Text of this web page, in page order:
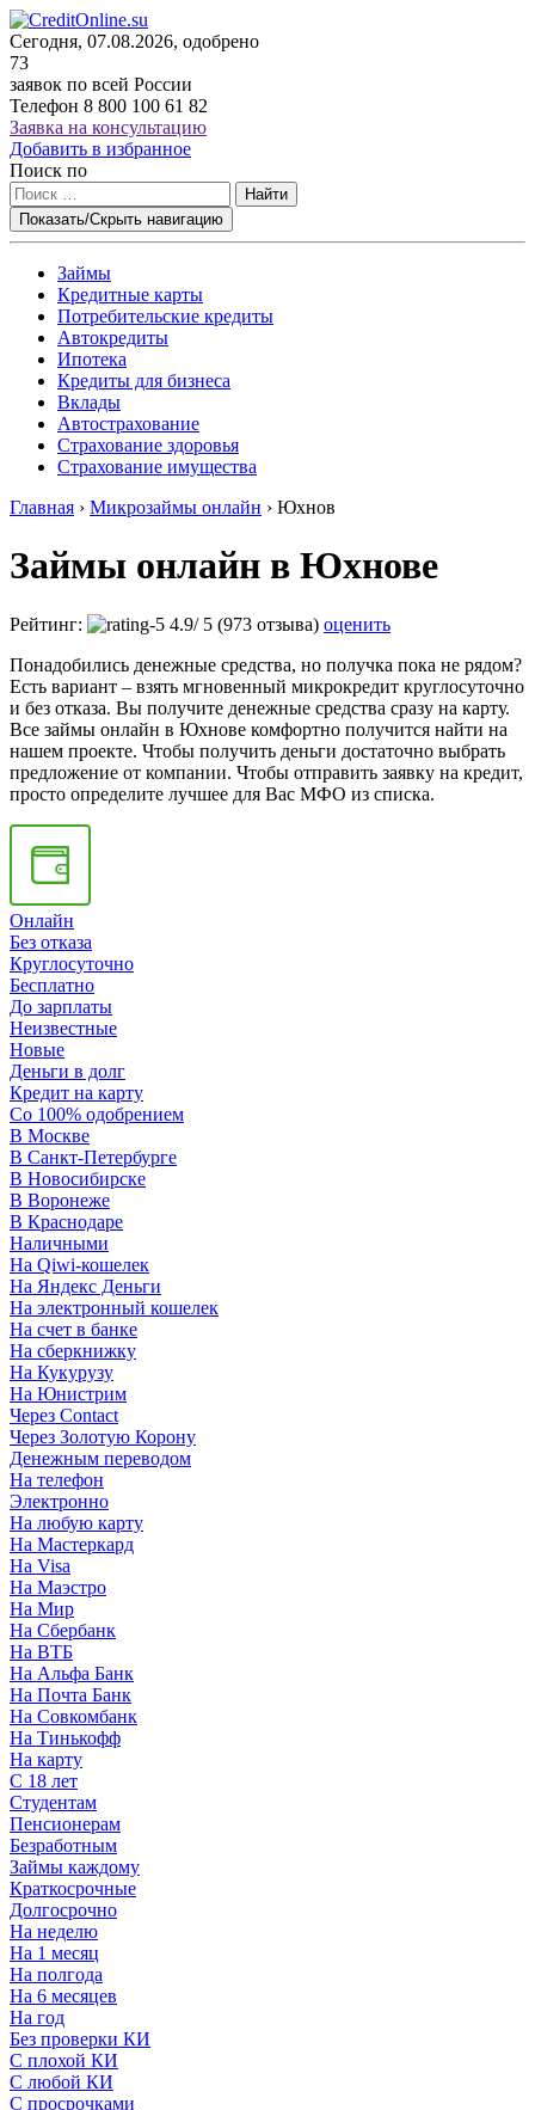
Сегодня, 07.08.2026, одобрено
73
заявок по всей России
Телефон 8 800 100 61 82
Заявка на консультацию
Добавить в избранное
Поиск по
Найти
Показать/Скрыть навигацию
Займы
Кредитные карты
Потребительские кредиты
Автокредиты
Ипотека
Кредиты для бизнеса
Вклады
Автострахование
Страхование здоровья
Страхование имущества
Главная › Микрозаймы онлайн › Юхнов
Займы онлайн в Юхнове
Рейтинг: 4.9/ 5 (973 отзыва) оценить
Понадобились денежные средства, но получка пока не рядом?
Есть вариант – взять мгновенный микрокредит круглосуточно
и без отказа. Вы получите денежные средства сразу на карту.
Все займы онлайн в Юхнове комфортно получится найти на
нашем проекте. Чтобы получить деньги достаточно выбрать
предложение от компании. Чтобы отправить заявку на кредит,
просто определите лучшее для Вас МФО из списка.
Онлайн
Без отказа
Круглосуточно
Бесплатно
До зарплаты
Неизвестные
Новые
Деньги в долг
Кредит на карту
Со 100% одобрением
В Москве
В Санкт-Петербурге
В Новосибирске
В Воронеже
В Краснодаре
Наличными
На Qiwi-кошелек
На Яндекс Деньги
На электронный кошелек
На счет в банке
На сберкнижку
На Кукурузу
На Юнистрим
Через Contact
Через Золотую Корону
Денежным переводом
На телефон
Электронно
На любую карту
На Мастеркард
На Visa
На Маэстро
На Мир
На Сбербанк
На ВТБ
На Альфа Банк
На Почта Банк
На Совкомбанк
На Тинькофф
На карту
С 18 лет
Студентам
Пенсионерам
Безработным
Займы каждому
Краткосрочные
Долгосрочно
На неделю
На 1 месяц
На полгода
На 6 месяцев
На год
Без проверки КИ
С плохой КИ
С любой КИ
С просрочками